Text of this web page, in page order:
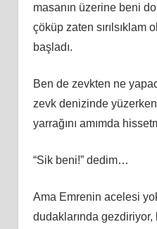
masanın üzerine beni
çöküp zaten sırılsıklam
başladı.
Ben de zevkten ne
zevk denizinde
yarrağını amımda
“Sik beni!” dedim…
Ama Emrenin acelesi
dudaklarında